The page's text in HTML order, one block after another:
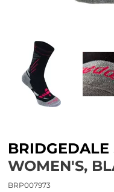
BRIDGEDALE
WOMEN'S,
BRP007973